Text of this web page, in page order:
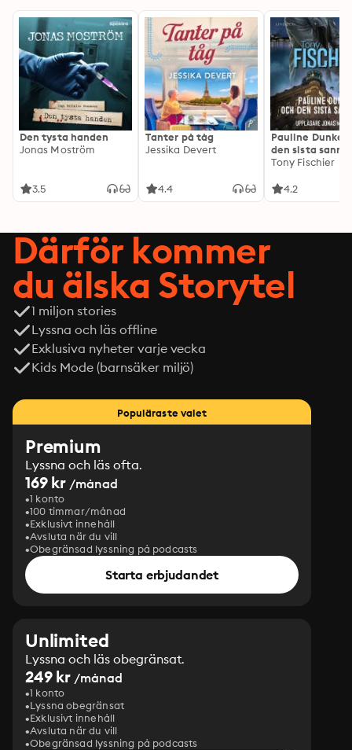
Den tysta handen
Jonas Moström
3.5
Tanter på tåg
Jessika Devert
4.4
Pauline Dunker
den sista
Tony Fischier
4.2
Därför kommer
du älska Storytel
1 miljon stories
Lyssna och läs offline
Exklusiva nyheter varje vecka
Kids Mode (barnsäker miljö)
Populäraste valet
Premium
Lyssna och läs ofta.
169 kr /månad
1 konto
100 timmar/månad
Exklusivt innehåll
Avsluta när du vill
Obegränsad lyssning på podcasts
Starta erbjudandet
Unlimited
Lyssna och läs obegränsat.
249 kr /månad
1 konto
Lyssna obegränsat
Exklusivt innehåll
Avsluta när du vill
Obegränsad lyssning på podcasts